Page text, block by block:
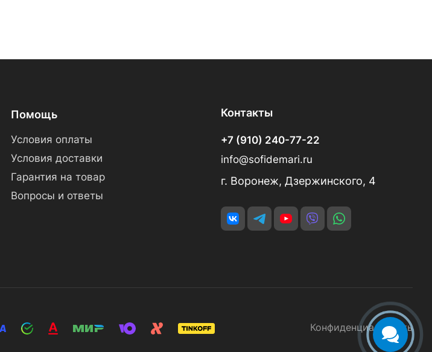
Помощь
Условия оплаты
Условия доставки
Гарантия на товар
Вопросы и ответы
Контакты
+7 (910) 240-77-22
info@sofidemari.ru
г. Воронеж, Дзержинского, 4
Конфиденциальность